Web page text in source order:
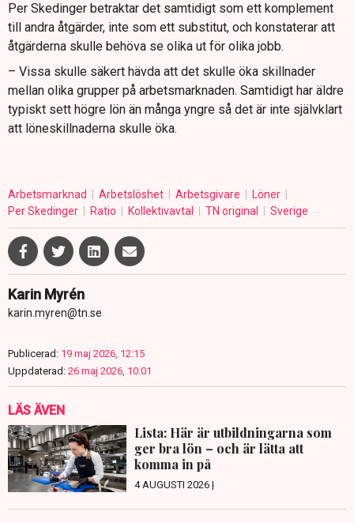
Per Skedinger betraktar det samtidigt som ett komplement
till andra åtgärder, inte som ett substitut, och konstaterar att
åtgärderna skulle behöva se olika ut för olika jobb.
– Vissa skulle säkert hävda att det skulle öka skillnader
mellan olika grupper på arbetsmarknaden. Samtidigt har äldre
typiskt sett högre lön än många yngre så det är inte självklart
att löneskillnaderna skulle öka.
Arbetsmarknad Arbetslöshet Arbetsgivare
Löner
Per Skedinger
Ratio Kollektivavtal TN original Sverige
Karin Myrén
karin.myren@tn.se
Publicerad: 19 maj 2026, 12:15
Uppdaterad: 26 maj 2026, 10:01
LÄS ÄVEN
Lista: Här är utbildningarna som
ger bra lön – och är lätta att
komma in på
4 AUGUSTI 2026 |